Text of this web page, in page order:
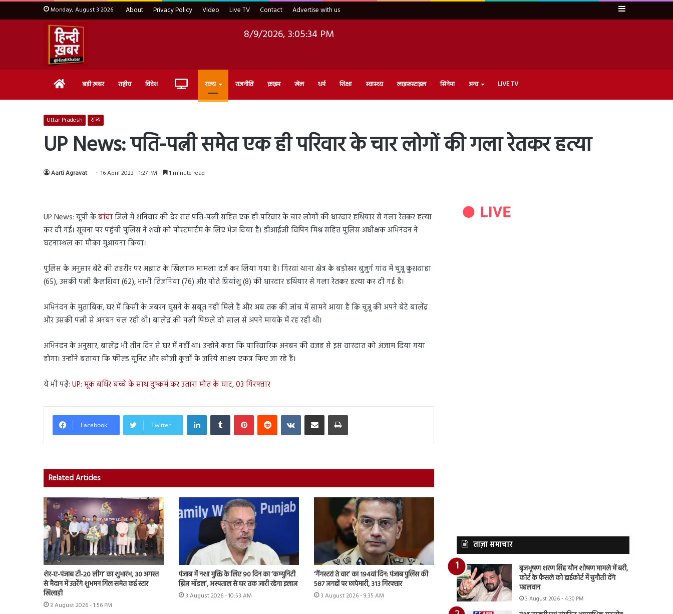
Monday, August 3 2026 About Privacy Policy Video Live TV Contact Advertise with us Sidebar
8/9/2026, 3:05:35 PM
Home बड़ी ख़बर राष्ट्रीय विदेश Live राज्य राजनीति क्राइम खेल धर्म शिक्षा स्वास्थ्य लाइफ़स्टाइल सिनेमा अन्य LIVE TV
Uttar Pradesh राज्य
UP News: पति-पत्नी समेत एक ही परिवार के चार लोगों की गला रेतकर हत्या
Aarti Agravat 16 April 2023 - 1:27 PM 1 minute read
UP News: यूपी केबांदाजिले में शनिवार की देर रात पति-पत्नी सहित एक ही परिवार के चार लोगों की धारदार हथियार से गला रेतकर हत्या
कर दी गई। सूचना पर पहुंची पुलिस ने शवों को पोस्टमार्टम के लिए भेज दिया है। डीआईजी विपिन मिश्र सहित पुलिस अधीक्षक अभिनंदन ने
घटनास्थल का मौका मुआयना किया।
पुलिस के अनुसार बेटे की तहरीर पर अज्ञात के खिलाफ मामला दर्ज कर लिया गया है। गिरवां थाना क्षेत्र के बड़ोखर बुजुर्ग गांव में चुन्नू कुशवाहा
(65), उसकी पत्नी कैलशिया (62), भाभी तिजनिया (76) और पोते प्रियांशु (8) की धारदार हथियार से गला रेतकर हत्या कर दी गई है।
अभिनंदन के मुताबिक, घर में किसी के जबरन घुसने के सबूत नहीं मिले हैं और अब तक की जांच में सामने आया है कि चुन्नू की अपने बेटे बालेंद्र
और उसकी पत्नी से अनबन चल रही थी। बालेंद्र की पत्नी पिछले दो साल से अपने मायके में रह रही थी।
अभिनंदन के अनुसार, बालेंद्र भी तीन दिन से घर में नहीं था। उन्होंने कहा कि पारिवारिक अनबन की वजह से इस वारदात को अंजाम दिया गया
होगा। उन्होंने बताया कि फील्ड यूनिट और खोजी कुत्तों के जरिये साक्ष्य एकत्र किए जा रहे हैं।
ये भी पढ़ें: UP: मूक बधिर बच्चे के साथ दुष्कर्म कर उतारा मौत के घाट, 03 गिरफ्तार
Facebook Twitter
LinkedInTumblr PinterestReddit VKontakteShare via Email Print
Related Articles
शेर-ए-पंजाब टी-20 लीग’ का शुभारंभ, 30 अगस्त
से मैदान में उतरेंगे शुभमन गिल समेत कई स्टार
खिलाड़ी
3 August 2026 - 1:56 PM
पंजाब में नशा मुक्ति के लिए 90 दिन का ‘कम्युनिटी
ब्रिज मॉडल’, अस्पताल से घर तक जारी रहेगा इलाज
3 August 2026 - 10:53 AM
‘गैंगस्टरां ते वार’ का 194वां दिन: पंजाब पुलिस की
587 जगहों पर छापेमारी, 313 गिरफ्तार
3 August 2026 - 9:35 AM
ताज़ा समाचार
बृजभूषण शरण सिंह यौन शोषण मामले में बरी,
कोर्ट के फैसले को हाईकोर्ट में चुनौती देंगे
पहलवान
3 August 2026 - 4:30 PM